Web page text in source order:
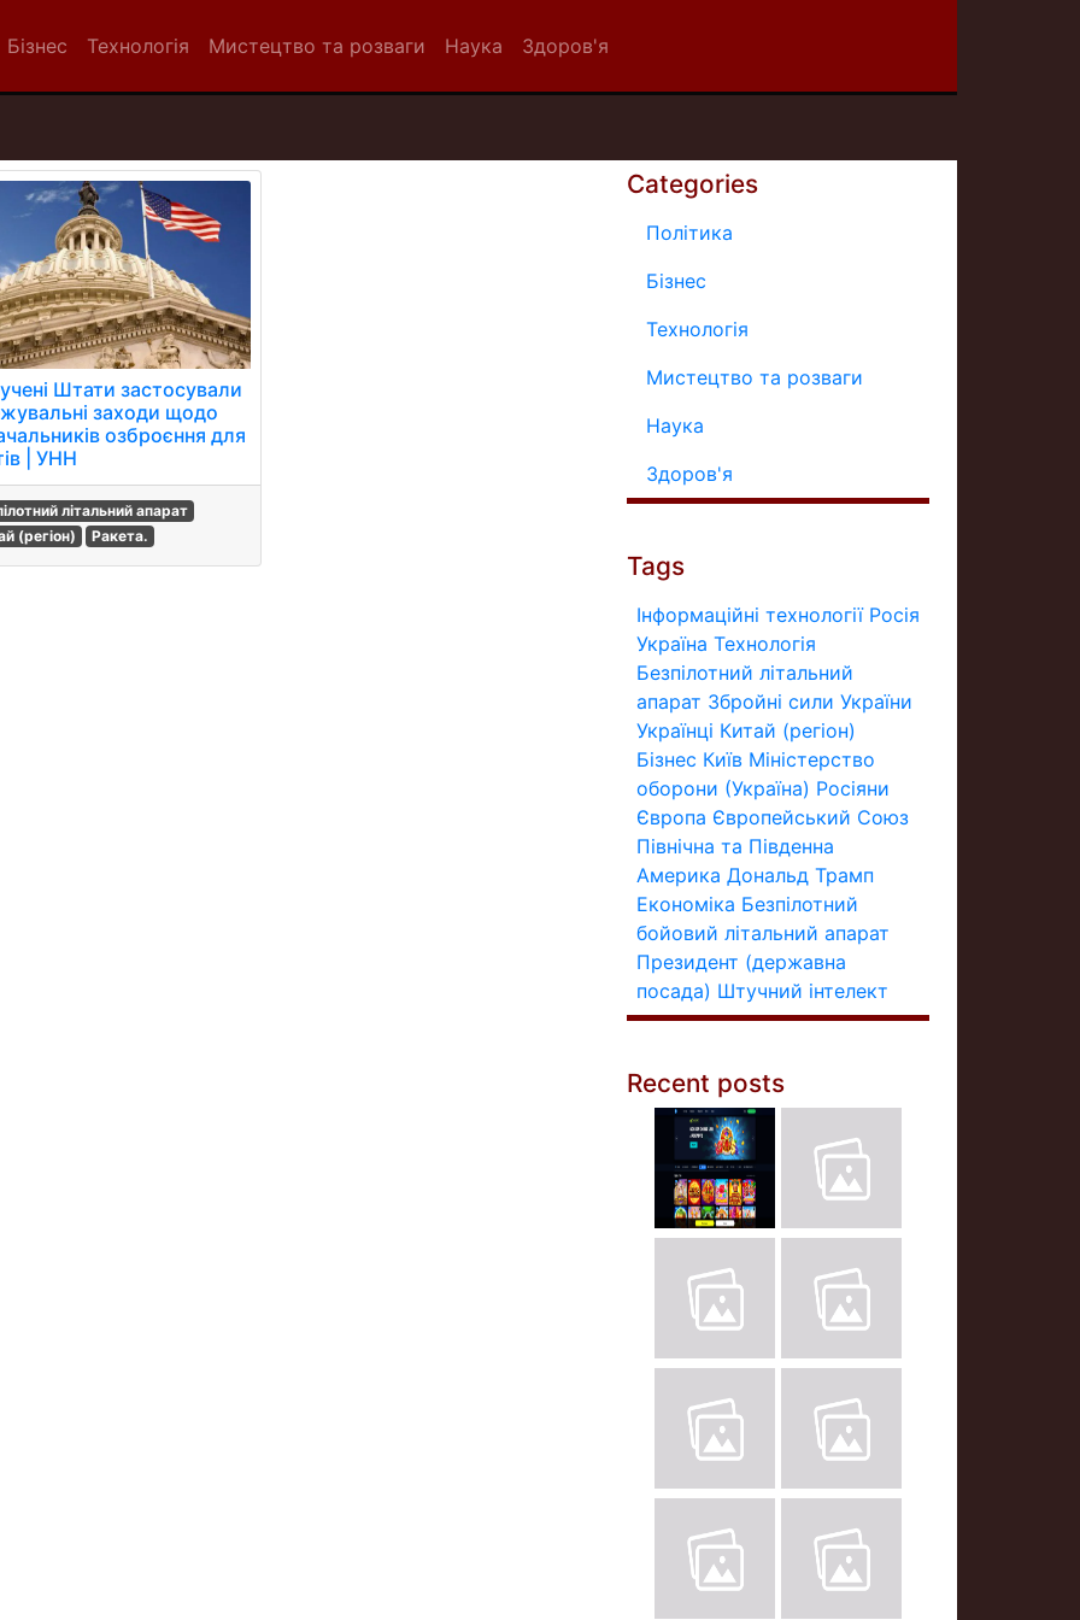
Бізнес Технологія Мистецтво та розваги Наука Здоров'я
Штати застосували
заходи щодо
озброєння для
| УНН
літальний апарат
(регіон)
Ракета.
Categories
Політика
Бізнес
Технологія
Мистецтво та розваги
Наука
Здоров'я
Tags
Інформаційні технології Росія
Україна Технологія
Безпілотний літальний
апарат Збройні сили України
Українці Китай (регіон)
Бізнес Київ Міністерство
оборони (Україна) Росіяни
Європа Європейський Союз
Північна та Південна
Америка Дональд Трамп
Економіка Безпілотний
бойовий літальний апарат
Президент (державна
посада) Штучний інтелект
Recent posts